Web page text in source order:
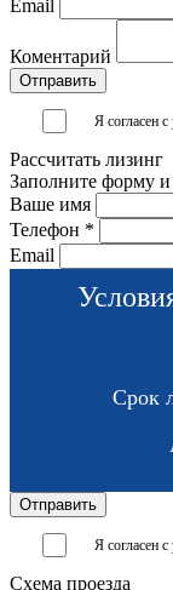
Email
Коментарий
Я согласен
Рассчитать лизинг
Заполните форму
Ваше имя
Телефон *
Email
Срок
Я согласен
Схема проезда